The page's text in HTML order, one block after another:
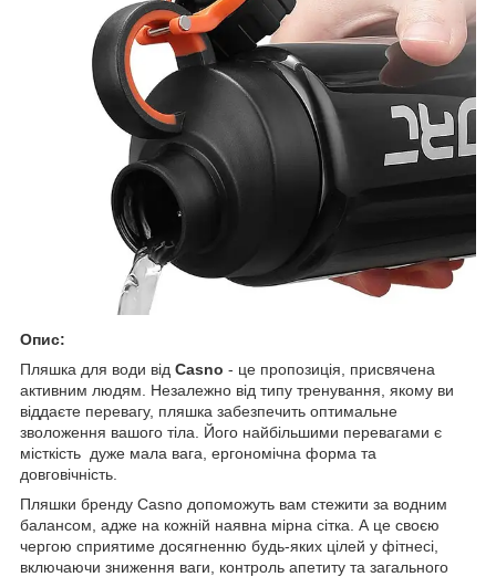
Опис:
Пляшка для води від Casno - це пропозиція, присвячена
активним людям. Незалежно від типу тренування, якому ви
віддаєте перевагу, пляшка забезпечить оптимальне
зволоження вашого тіла. Його найбільшими перевагами є
місткість дуже мала вага, ергономічна форма та
довговічність.
Пляшки бренду Casno допоможуть вам стежити за водним
балансом, адже на кожній наявна мірна сітка. А це своєю
чергою сприятиме досягненню будь-яких цілей у фітнесі,
включаючи зниження ваги, контроль апетиту та загального